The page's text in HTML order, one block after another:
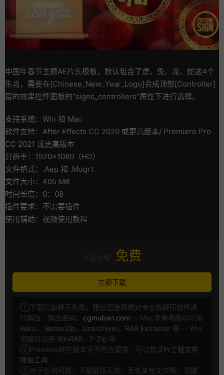
中国年春节主题AE片头模板，默认包含了虎、兔、龙、蛇这4个
生肖，需要在[Chinese_New_Year_Logo]合成顶部[Controller]
层的效果控件面板的“signs_controllers”属性下进行选择。
支持系统：Win 和 Mac
软件支持：After Effects CC 2020 或更高版本/ Premiere Pro
CC 2021 或更高版本
分辨率：1920×1080（HD）
文件格式：.Aep 和 .Mogrt
文件大小：405 MB
时间长度：0：08
插件要求：不需要插件
使用辅助：视频使用教程
免费
立即下载
①下载后如解压失败，建议您使用相对专业的解压软件进
行解压，解压密码： cgmuban.com -- Mac苹果电脑可以用
Keka ， BetterZip ， Unarchiver， RAR Extractor 等 -- Win
电脑可以用 WinRAR ， 7-Zip 等
②Premiere软件版本号不符合要求，可以尝试Pr工程文件
降级工具
③对于任何问题：下载链接无效，丢失某些文件等，请提